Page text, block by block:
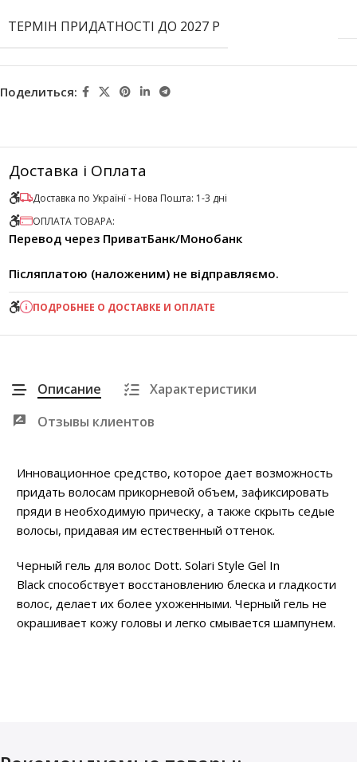
ТЕРМІН ПРИДАТНОСТІ ДО 2027 Р
Поделиться:
Доставка і Оплата
Доставка по Українї - Нова Пошта: 1-3 дні
ОПЛАТА ТОВАРА:
Перевод через ПриватБанк/Монобанк
Післяплатою (наложеним) не відправляємо.
ПОДРОБНЕЕ О ДОСТАВКЕ И ОПЛАТЕ
Описание
Характеристики
Отзывы клиентов
Инновационное средство, которое дает возможность
придать волосам прикорневой объем, зафиксировать
пряди в необходимую прическу, а также скрыть седые
волосы, придавая им естественный оттенок.
Черный гель для волос Dott. Solari Style Gel In
Black способствует восстановлению блеска и гладкости
волос, делает их более ухоженными. Черный гель не
окрашивает кожу головы и легко смывается шампунем.